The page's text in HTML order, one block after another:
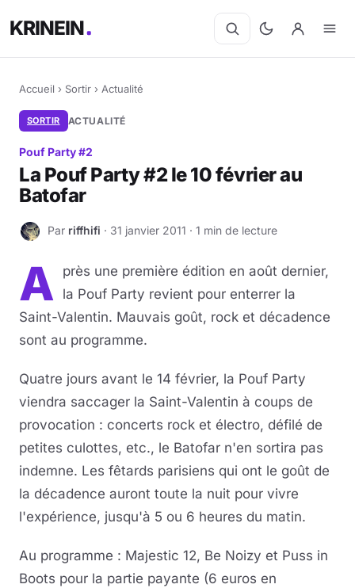
KRINEIN
Accueil › Sortir › Actualité
SORTIR ACTUALITÉ
Pouf Party #2
La Pouf Party #2 le 10 février au
Batofar
R Par riffhifi · 31 janvier 2011 · 1 min de lecture
A près une première édition en août dernier,
la Pouf Party revient pour enterrer la
Saint-Valentin. Mauvais goût, rock et décadence
sont au programme.
Quatre jours avant le 14 février, la Pouf Party
viendra saccager la Saint-Valentin à coups de
provocation : concerts rock et électro, défilé de
petites culottes, etc., le Batofar n'en sortira pas
indemne. Les fêtards parisiens qui ont le goût de
la décadence auront toute la nuit pour vivre
l'expérience, jusqu'à 5 ou 6 heures du matin.
Au programme : Majestic 12, Be Noizy et Puss in
Boots pour la partie payante (6 euros en